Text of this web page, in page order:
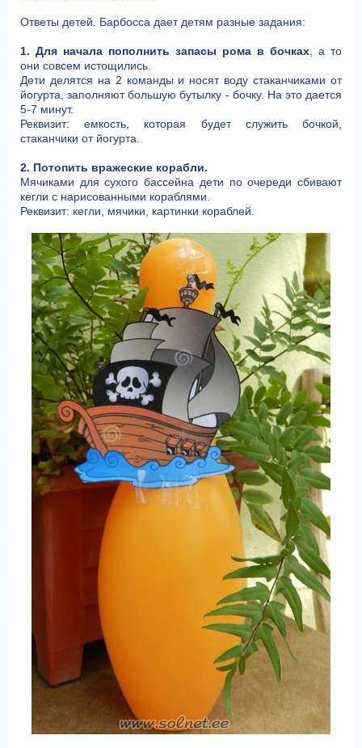
Ответы детей. Барбосса дает детям разные задания:
1. Для начала пополнить запасы рома в бочках , а то
они совсем истощились.
Дети делятся на 2 команды и носят воду стаканчиками от
йогурта, заполняют большую бутылку - бочку. На это дается
5-7 минут.
Реквизит: емкость, которая будет служить бочкой,
стаканчики от йогурта.
2. Потопить вражеские корабли.
Мячиками для сухого бассейна дети по очереди сбивают
кегли с нарисованными кораблями.
Реквизит: кегли, мячики, картинки кораблей.